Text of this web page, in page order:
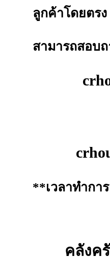
ลูกค้าโดยตรง
สามารถสอบ
**เวลาทำกา
คลังค